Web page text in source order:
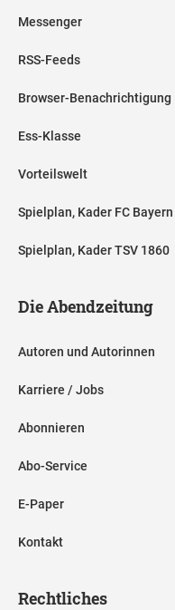
Messenger
RSS-Feeds
Browser-Benachrichtigung
Ess-Klasse
Vorteilswelt
Spielplan, Kader FC Bayern
Spielplan, Kader TSV 1860
Die Abendzeitung
Autoren und Autorinnen
Karriere / Jobs
Abonnieren
Abo-Service
E-Paper
Kontakt
Rechtliches